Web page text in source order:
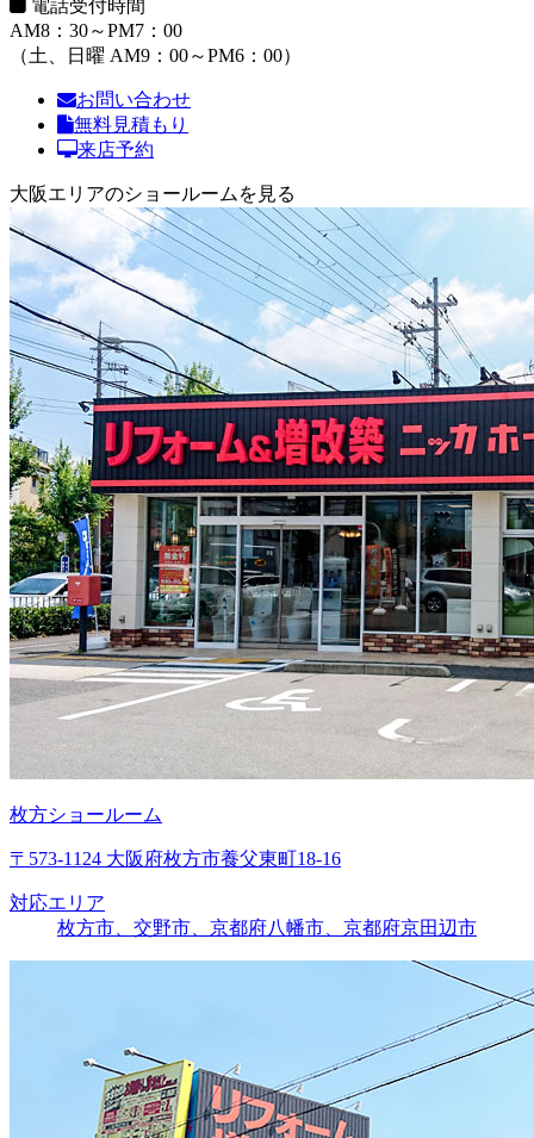
電話受付時間
AM8：30～PM7：00
（土、日曜 AM9：00～PM6：00）
お問い合わせ
無料見積もり
来店予約
大阪エリアのショールームを見る
枚方ショールーム
〒573-1124 大阪府枚方市養父東町18-16
対応エリア
枚方市、交野市、京都府八幡市、京都府京田辺市